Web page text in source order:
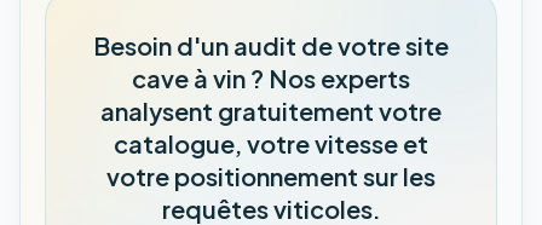
Besoin d'un audit de votre site
cave à vin ? Nos experts
analysent gratuitement votre
catalogue, votre vitesse et
votre positionnement sur les
requêtes viticoles.